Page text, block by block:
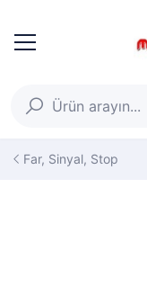
Far, Sinyal, Stop